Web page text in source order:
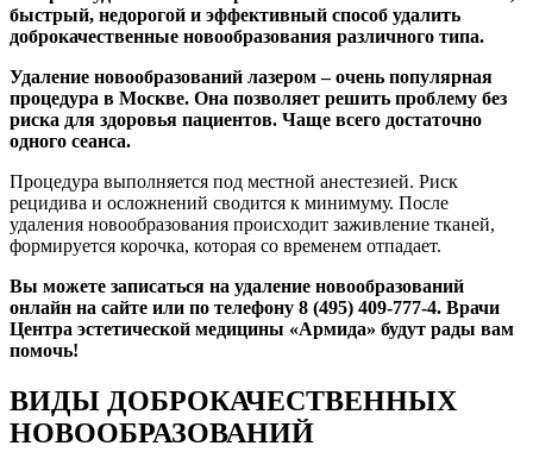
быстрый, недорогой и эффективный способ удалить
доброкачественные новообразования различного типа.
Удаление новообразований лазером – очень популярная
процедура в Москве. Она позволяет решить проблему без
риска для здоровья пациентов. Чаще всего достаточно
одного сеанса.
Процедура выполняется под местной анестезией. Риск
рецидива и осложнений сводится к минимуму. После
удаления новообразования происходит заживление тканей,
формируется корочка, которая со временем отпадает.
Вы можете записаться на удаление новообразований
онлайн на сайте или по телефону 8 (495) 409-777-4. Врачи
Центра эстетической медицины «Армида» будут рады вам
помочь!
ВИДЫ ДОБРОКАЧЕСТВЕННЫХ
НОВООБРАЗОВАНИЙ